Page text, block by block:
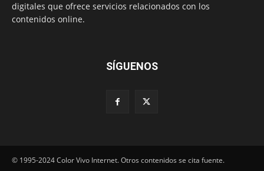
digitales que ofrece servicios relacionados con los
contenidos online.
SÍGUENOS
© 1995-2024 Color Vivo Internet. Otros contenidos se cita fuente.